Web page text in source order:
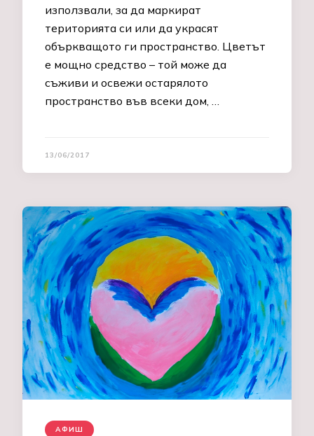
използвали, за да маркират
територията си или да украсят
объркващото ги пространство. Цветът
е мощно средство – той може да
съживи и освежи остарялото
пространство във всеки дом, …
13/06/2017
АФИШ